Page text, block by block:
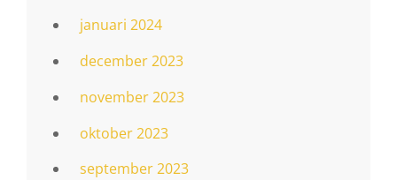
januari 2024
december 2023
november 2023
oktober 2023
september 2023